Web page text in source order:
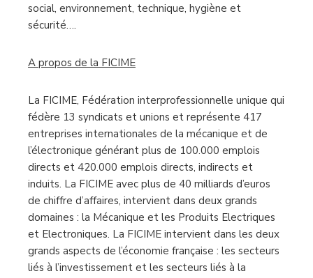
social, environnement, technique, hygiène et
sécurité….
A propos de la FICIME
La FICIME, Fédération interprofessionnelle unique qui
fédère 13 syndicats et unions et représente 417
entreprises internationales de la mécanique et de
l’électronique générant plus de 100.000 emplois
directs et 420.000 emplois directs, indirects et
induits. La FICIME avec plus de 40 milliards d’euros
de chiffre d’affaires, intervient dans deux grands
domaines : la Mécanique et les Produits Electriques
et Electroniques. La FICIME intervient dans les deux
grands aspects de l’économie française : les secteurs
liés à l’investissement et les secteurs liés à la